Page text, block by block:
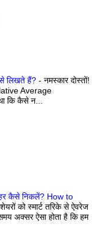
लिखते हैं? - नमस्कार दोस्तों!
Average
कि कैसे न...
कैसे निकलें? How to
को स्मार्ट तरिके से ऐवरेज
अक्सर ऐसा होता है कि हम